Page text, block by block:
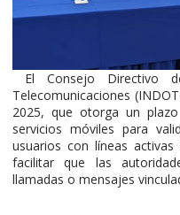
El Consejo Directivo
Telecomunicaciones
2025, que otorga un
servicios móviles para
usuarios con líneas
facilitar que las
llamadas o mensajes